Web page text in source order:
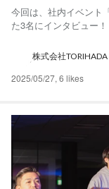
今回は、社内イベント
た3名にインタビュー
優秀賞は、横道さん🎉
ヤー ──普段の業務と
株式会社
2025/05/27,6 likes